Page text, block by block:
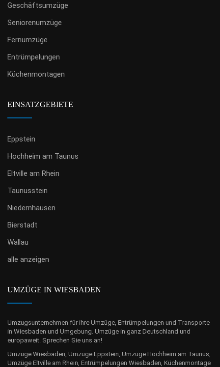
Geschäftsumzüge
Seniorenumzüge
Fernumzüge
Entrümpelungen
Küchenmontagen
EINSATZGEBIETE
Eppstein
Hochheim am Taunus
Eltville am Rhein
Taunusstein
Niedernhausen
Bierstadt
Wallau
alle anzeigen
UMZÜGE IN WIESBADEN
Umzugsunternehmen für ihre Umzüge, Entrümpelungen und Transporte
in Wiesbaden und Umgebung. Umzüge in ganz Deutschland und
europaweit. Sprechen Sie uns an!
Umzüge Wiesbaden, Umzüge Eppstein, Umzüge Hochheim am Taunus,
Umzüge Eltville am Rhein, Entrümpelungen Wiesbaden, Küchenmontage